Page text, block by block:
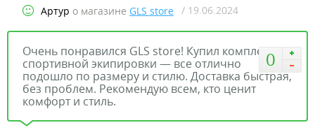
Артур о магазине GLS store / 19.06.2024
0
Очень понравился GLS store! Купил комплект
спортивной экипировки — все отлично
подошло по размеру и стилю. Доставка быстрая,
без проблем. Рекомендую всем, кто ценит
комфорт и стиль.